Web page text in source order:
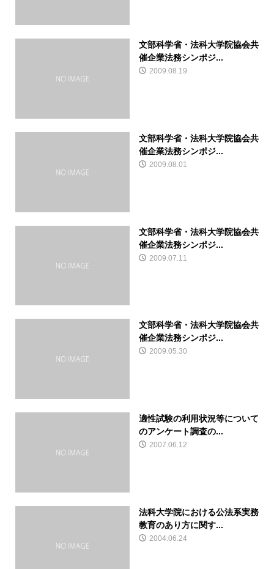
文部科学省・法科大学院協会共
催企業法務シンポジ...
2009.08.19
文部科学省・法科大学院協会共
催企業法務シンポジ...
2009.08.01
文部科学省・法科大学院協会共
催企業法務シンポジ...
2009.07.11
文部科学省・法科大学院協会共
催企業法務シンポジ...
2009.05.30
適性試験の利用状況等について
のアンケート調査の...
2007.06.12
法科大学院における公法系実務
教育のあり方に関す...
2004.06.24